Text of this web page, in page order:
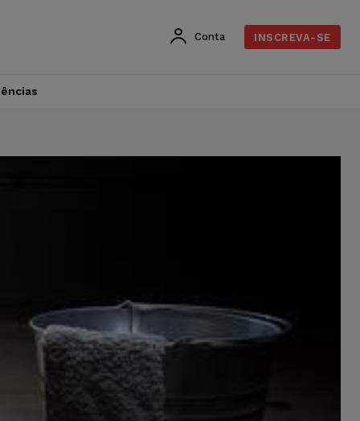
Conta INSCREVA-SE